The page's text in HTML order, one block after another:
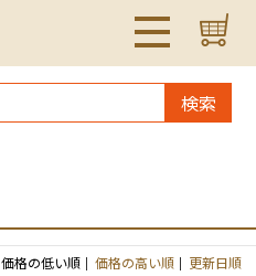
検索
価格の低い順 価格の高い順 更新日順